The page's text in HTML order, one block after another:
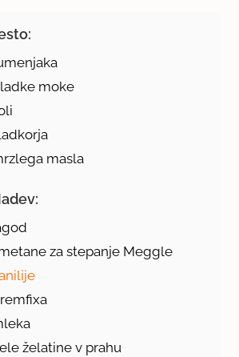
moke
masla
za stepanje Meggle
želatine v prahu